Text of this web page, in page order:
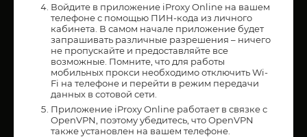
Войдите в приложение iProxy Online на вашем
телефоне с помощью ПИН-кода из личного
кабинета. В самом начале приложение будет
запрашивать различные разрешения – ничего
не пропускайте и предоставляйте все
возможные. Помните, что для работы
мобильных прокси необходимо отключить Wi-
Fi на телефоне и перейти в режим передачи
данных в сотовой сети.
Приложение iProxy Online работает в связке с
OpenVPN, поэтому убедитесь, что OpenVPN
также установлен на вашем телефоне.